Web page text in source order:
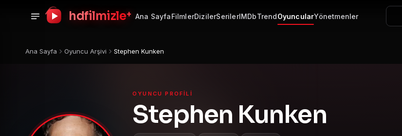
hdfilmizle+ Ana SayfaFilmlerDizilerSerilerIMDbTrendOyuncularYönetmenler
Ana Sayfa Oyuncu Arşivi Stephen Kunken
OYUNCU PROFILI
Stephen Kunken